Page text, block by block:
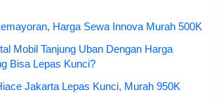
Harga Sewa Innova Murah 500K
Mobil Tanjung Uban Dengan Harga
Bisa Lepas Kunci?
Jakarta Lepas Kunci, Murah 950K